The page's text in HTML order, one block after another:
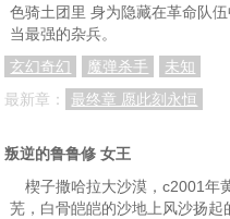
色骑土团里 身为隐藏在革命队
当最强的杂兵。
玄幻奇幻
魔弹杀手
未知
最新章：
最终章 愿此刻永恒
叛逆的鲁鲁修 女王
楔子撒哈拉大沙漠，c2001年
芜，白骨皑皑的沙地上风沙扬